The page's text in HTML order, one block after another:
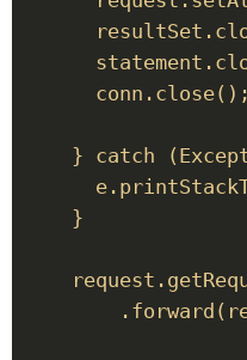
} catch
    }